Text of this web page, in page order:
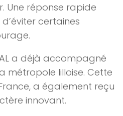
Une réponse rapide
certaines
a déjà accompagné
métropole lilloise. Cette
a également reçu
innovant.